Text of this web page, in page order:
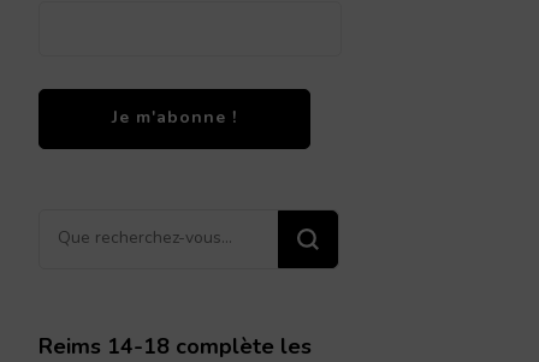
Vous
Reims 14-18 complète les